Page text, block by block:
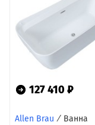
127 410 ₽
Allen Brau / Ванна